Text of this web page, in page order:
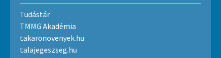
Tudástár
TMMG Akadémia
takaronovenyek.hu
talajegeszseg.hu